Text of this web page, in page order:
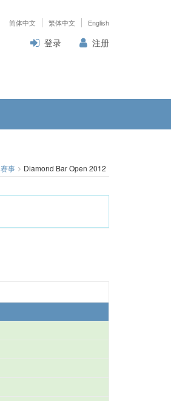
简体中文 繁体中文 English
登录 注册
赛事 Diamond Bar Open 2012